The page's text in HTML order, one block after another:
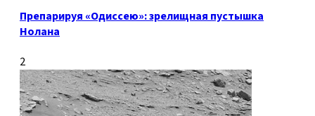
Препарируя «Одиссею»: зрелищная пустышка
Нолана
2